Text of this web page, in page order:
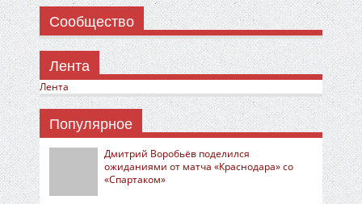
Сообщество
Лента
Лента
Популярное
Дмитрий Воробьёв поделился
ожиданиями от матча «Краснодара» со
«Спартаком»